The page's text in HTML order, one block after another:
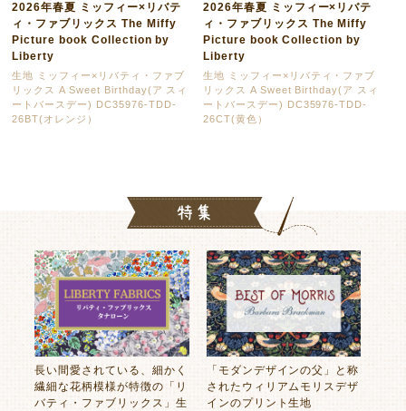
2026年春夏 ミッフィー×リバテ
ィ・ファブリックス The Miffy
Picture book Collection by
Liberty
生地 ミッフィー×リバティ・ファブ
リックス A Sweet Birthday(ア スィ
ートバースデー) DC35976-TDD-
26BT(オレンジ）
2026年春夏 ミッフィー×リバテ
ィ・ファブリックス The Miffy
Picture book Collection by
Liberty
生地 ミッフィー×リバティ・ファブ
リックス A Sweet Birthday(ア スィ
ートバースデー) DC35976-TDD-
26CT(黄色）
長い間愛されている、細かく
繊細な花柄模様が特徴の「リ
バティ・ファブリックス」生
「モダンデザインの父」と称
されたウィリアムモリスデザ
インのプリント生地